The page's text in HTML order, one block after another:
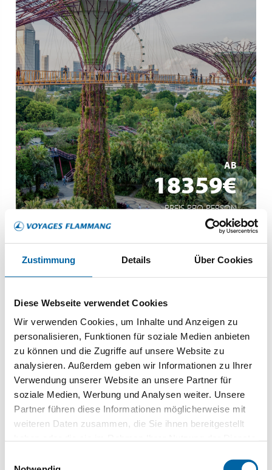
Zustimmung Details Über Cookies
Diese Webseite verwendet Cookies
Wir verwenden Cookies, um Inhalte und Anzeigen zu
personalisieren, Funktionen für soziale Medien anbieten
zu können und die Zugriffe auf unsere Website zu
analysieren. Außerdem geben wir Informationen zu Ihrer
Verwendung unserer Website an unsere Partner für
soziale Medien, Werbung und Analysen weiter. Unsere
Partner führen diese Informationen möglicherweise mit
weiteren Daten zusammen, die Sie ihnen bereitgestellt
AB
18359€
PREIS PRO PERSON
Tour du monde
42 escales 6 continents
15 excursions incluses
MEHR ERFAHREN
Spanien Barcelona
Tour du monde
42 escales 6 continents
15 excursions incluses